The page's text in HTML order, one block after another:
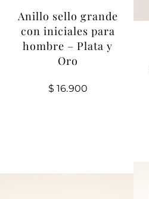
Anillo sello grande
con iniciales para
hombre – Plata y
Oro
$ 16.900